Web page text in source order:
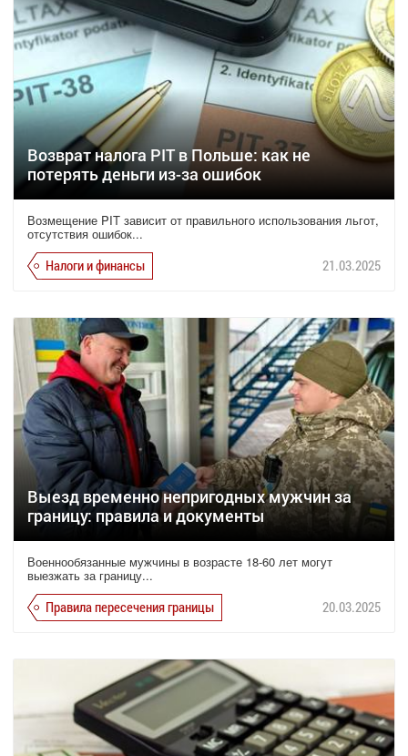
Возврат налога PIT в Польше: как не
потерять деньги из-за ошибок
Возмещение PIT зависит от правильного использования льгот,
отсутствия ошибок...
Налоги и финансы 21.03.2025
Выезд временно непригодных мужчин за
границу: правила и документы
Военнообязанные мужчины в возрасте 18-60 лет могут
выезжать за границу...
Правила пересечения границы 20.03.2025